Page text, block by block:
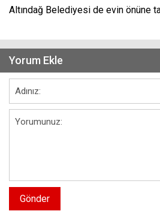
Altındağ Belediyesi de evin önüne
Yorum Ekle
Gönder